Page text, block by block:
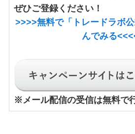
ぜひご登録ください！
>>>>無料で「トレードラボ公
んでみる
※メール配信の受信は無料で